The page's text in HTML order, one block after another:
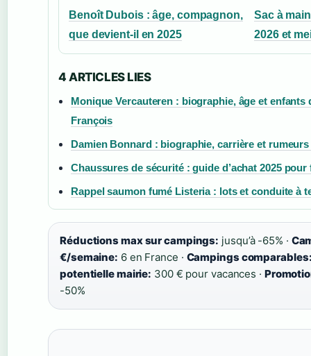
Benoît Dubois : âge, compagnon,
que devient-il en 2025
Sac à
2026 et
4 ARTICLES LIES
Monique Vercauteren : biographie, âge et enfants
François
Damien Bonnard : biographie, carrière et
Chaussures de sécurité : guide d’achat 2025 pour
Rappel saumon fumé Listeria : lots et conduite à
Réductions max sur campings: jusqu’à -65% ·
€/semaine: 6 en France · Campings
potentielle mairie: 300 € pour vacances ·
-50%